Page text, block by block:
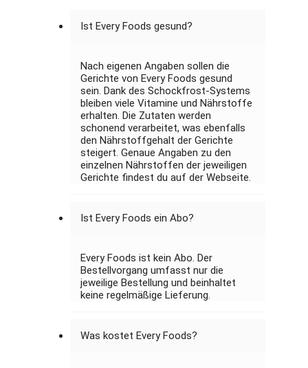
Ist Every Foods gesund?
Nach eigenen Angaben sollen die
Gerichte von Every Foods gesund
sein. Dank des Schockfrost-Systems
bleiben viele Vitamine und Nährstoffe
erhalten. Die Zutaten werden
schonend verarbeitet, was ebenfalls
den Nährstoffgehalt der Gerichte
steigert. Genaue Angaben zu den
einzelnen Nährstoffen der jeweiligen
Gerichte findest du auf der Webseite.
Ist Every Foods ein Abo?
Every Foods ist kein Abo. Der
Bestellvorgang umfasst nur die
jeweilige Bestellung und beinhaltet
keine regelmäßige Lieferung.
Was kostet Every Foods?